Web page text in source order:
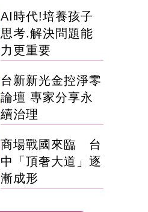
AI時代!培養孩子
思考.解決問題能
力更重要
台新新光金控淨零
論壇 專家分享永
續治理
商場戰國來臨 台
中「頂奢大道」逐
漸成形